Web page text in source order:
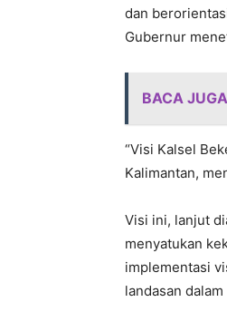
dan
Gubernur
BACA
“Visi Kalsel
Kalimantan,
Visi ini, lanjut
menyatukan
implementasi
landasan